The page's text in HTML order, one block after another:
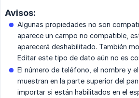
Avisos:
Algunas propiedades no son
aparece un campo no compatible,
aparecerá deshabilitado. También
Editar este tipo de dato aún no es
El número de teléfono, el nombre y
muestran en la parte superior del
importar si están habilitados en el